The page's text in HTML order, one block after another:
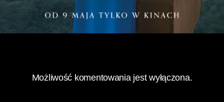
Możliwość komentowania jest wyłączona.